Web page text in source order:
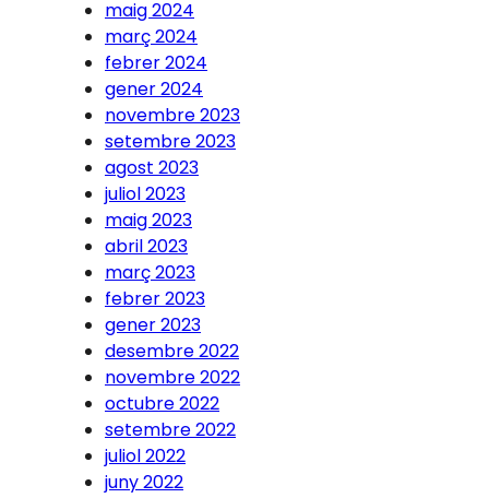
maig 2024
març 2024
febrer 2024
gener 2024
novembre 2023
setembre 2023
agost 2023
juliol 2023
maig 2023
abril 2023
març 2023
febrer 2023
gener 2023
desembre 2022
novembre 2022
octubre 2022
setembre 2022
juliol 2022
juny 2022